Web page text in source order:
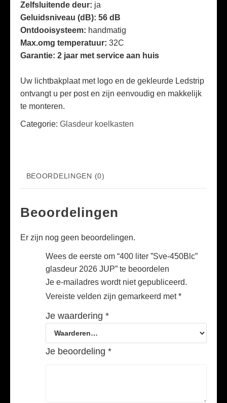
Zelfsluitende deur: ja
Geluidsniveau (dB): 56 dB
Ontdooisysteem: handmatig
Max.omg temperatuur: 32C
Garantie: 2 jaar met service aan huis
Uw lichtbakplaat met logo en de gekleurde Ledstrip
ontvangt u per post en zijn eenvoudig en makkelijk
te monteren.
Categorie: Glasdeur koelkasten
BEOORDELINGEN (0)
Beoordelingen
Er zijn nog geen beoordelingen.
Wees de eerste om “400 liter ”Sve-450Blc”
glasdeur 2026 JUP” te beoordelen
Je e-mailadres wordt niet gepubliceerd.
Vereiste velden zijn gemarkeerd met*
Je waardering *
Je beoordeling *